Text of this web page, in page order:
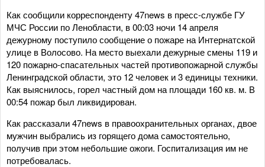
Как сообщили корреспонденту 47news в пресс-службе ГУ
МЧС России по Ленобласти, в 00:03 ночи 14 апреля
дежурному поступило сообщение о пожаре на Интернатской
улице в Волосово. На место выехали дежурные смены 119 и
120 пожарно-спасательных частей противопожарной службы
Ленинградской области, это 12 человек и 3 единицы техники.
Как выяснилось, горел частный дом на площади 160 кв. м. В
00:54 пожар был ликвидирован.
Как рассказали 47news в правоохранительных органах, двое
мужчин выбрались из горящего дома самостоятельно,
получив при этом небольшие ожоги. Госпитализация им не
потребовалась.